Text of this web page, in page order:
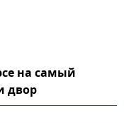
на самый
двор